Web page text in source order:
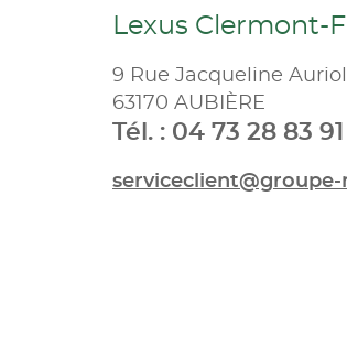
Lexus Clermont-
9 Rue Jacqueline Auriol
63170 AUBIÈRE
Tél. : 04 73 28 83 91